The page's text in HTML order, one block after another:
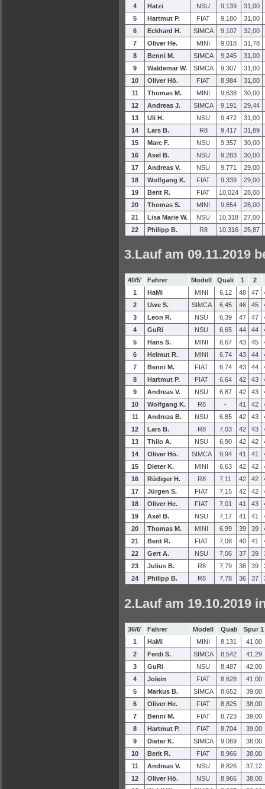
4
Hatzi NSU 9,139
31,00
5
Hartmut P. FIAT 9,180
31,00
6
Eckhard H. SIMCA 9,107
32,00
7
Oliver He. MINI 9,018
31,78
8
Benni M. SIMCA 9,245
31,00
9
Waldemar W. SIMCA 9,307
31,00
10
Oliver Hö. FIAT 8,984
31,00
11
Thomas M. MINI 9,638
30,00
12
Andreas J. SIMCA 9,191
29,44
13
Uli H. NSU 9,472
31,00
14
Lars B. R8 9,417
31,89
15
Marc F. NSU 9,357
30,00
16
Axel B. NSU 9,283
30,00
17
Andreas V. NSU 9,771
29,00
18
Wolfgang K. FIAT 9,339
29,00
19
Berit R. FIAT 10,024
28,00
20
Thomas S. MINI 9,654
28,00
21
Lisa Marie W. NSU 10,318
27,00
22
Philipp B. R8 10,316 25,87
3.Lauf am 09.11.2019
40/5' Fahrer Modell Quali 1
2
1
HaMi MINI 6,12 48 47
2
Uwe S. SIMCA 6,45 46 45
3
Leon R. NSU 6,39 47 47
4
GuRi NSU 6,65 44 44
5
Hans S. MINI 6,67 43 45
6
Helmut R. MINI 6,74 43 44
7
Benni M. FIAT 6,74 43 44
8
Hartmut P. FIAT 6,64 42 43
9
Andreas V. NSU 6,87 42 43
10
Wolfgang K. R8 - 41 42
11
Andreas B. NSU 6,85 42 43
12
Lars B. R8 7,03 42 43
13
Thilo A. NSU 6,90 42 42
14
Oliver Hö. SIMCA 9,94 41 41
15
Dieter K. MINI 6,63 42 42
16
Rüdiger H. R8 7,11 42 42
17
Jürgen S. FIAT 7,15 42 42
18
Oliver He. FIAT 7,01 41 43
19
Axel B. NSU 7,17 41 41
20
Thomas M. MINI 6,99 39 39
21
Berit R. FIAT 7,08 40 41
22
Gert A. NSU 7,06 37 39
23
Julius B. R8 7,79 38 39
24
Philipp B. R8 7,78 36 37
2.Lauf am 19.10.2019
36/6' Fahrer Modell Quali
Spur 1
1
HaMi MINI 8,131
41,00
2
Ferdi S. SIMCA 8,542
41,29
3
GuRi NSU 8,487
42,00
4
Jolein FIAT 8,628
41,00
5
Markus B. SIMCA 8,652
39,00
6
Oliver He. FIAT 8,825
38,00
7
Benni M. FIAT 8,723
39,00
8
Hartmut P. FIAT 8,704
39,00
9
Dieter K. SIMCA 9,069
38,00
10
Berit R. FIAT 8,966
38,00
11
Andreas V. NSU 8,826
37,12
12
Oliver Hö. NSU 8,966
38,00